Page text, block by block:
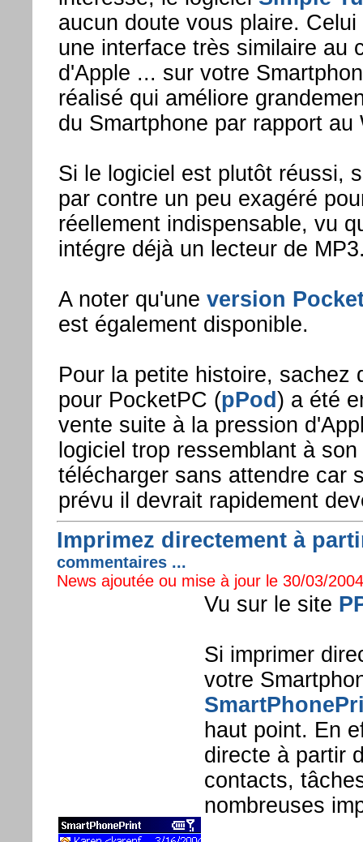
aucun doute vous plaire.
une interface très similaire au
d'Apple ... sur votre
réalisé qui améliore
du Smartphone par rapport
Si le logiciel est plutôt réussi,
par contre un peu exagéré
réellement indispensable, vu
intégre déjà un lecteur de
A noter qu'une version
est également disponible.
Pour la petite histoire, sachez
pour PocketPC (pPod ) a été
vente suite à la pression
logiciel trop ressemblant à
télécharger sans attendre car
prévu il devrait rapidement
Imprimez directement à
commentaires ...
News ajoutée ou mise à jour le 30/03/
Vu sur le site
Si imprimer
votre
haut point. En
directe à partir
contacts,
nombreuses